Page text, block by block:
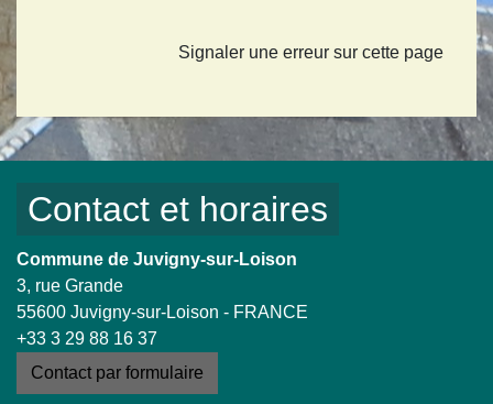
Signaler une erreur sur cette page
Contact et horaires
Commune de Juvigny-sur-Loison
3, rue Grande
55600 Juvigny-sur-Loison - FRANCE
+33 3 29 88 16 37
Contact par formulaire